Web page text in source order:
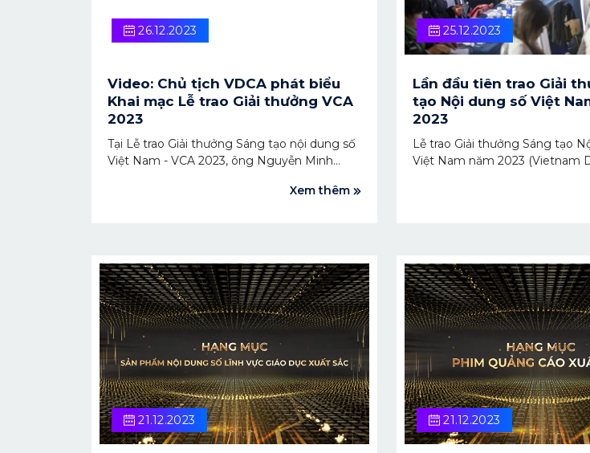
26.12.2023
Video: Chủ tịch VDCA phát biểu
Khai mạc Lễ trao Giải thưởng VCA
2023
Tại Lễ trao Giải thưởng Sáng tạo nội dung số
Việt Nam - VCA 2023, ông Nguyễn Minh
Nam (VDCA), Trưởng ban tổ chức giảiXem thêm
25.12.2023
Lần đầu tiên trao Giải
tạo Nội dung số Việt
2023
Lễ trao Giải thưởng Sáng tạo
Việt Nam năm 2023 (Vietnam
diễn ra tại Hà Nội vào ngày 22/
tích cực trong lĩnh vực sáng
Việt Nam.
21.12.2023 21.12.2023